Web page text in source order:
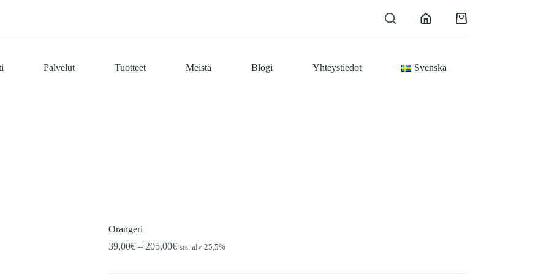
Shopping
Palvelut Tuotteet Meistä Blogi Yhteystiedot Svenska
Orangeri
39,00€ – 205,00€Hintaluokka:
sis. alv 25,5%